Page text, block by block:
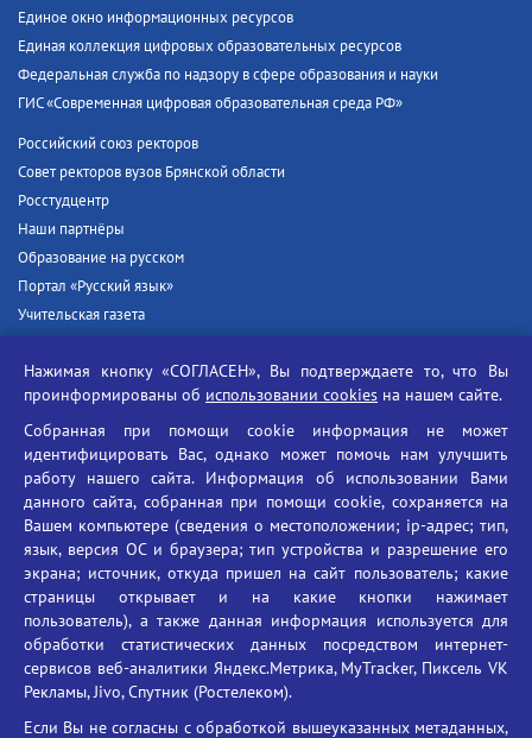
Единое окно информационных ресурсов
Единая коллекция цифровых образовательных ресурсов
Федеральная служба по надзору в сфере образования и науки
ГИС «Современная цифровая образовательная среда РФ»
Российский союз ректоров
Совет ректоров вузов Брянской области
Росстудцентр
Наши партнёры
Образование на русском
Портал «Русский язык»
Учительская газета
Единый портал государственных услуг
Противодействие угрозам информационной безопасности
Социальные ролики - Генеральная прокуратура РФ
Противодействие коррупции
БГУ против наркотиков
Брянский государственный университет
имени академика И.Г. Петровского
Время работы: пн-пт 09:00-18:00
E-mail: bryanskgu@mail.ru
Телефон: +7(4832)58-90-85
Нажимая кнопку «СОГЛАСЕН», Вы подтверждаете то, что Вы
проинформированы об использовании cookies на нашем сайте.
Собранная при помощи cookie информация не может
идентифицировать Вас, однако может помочь нам улучшить
работу нашего сайта. Информация об использовании Вами
данного сайта, собранная при помощи cookie, сохраняется на
Вашем компьютере (сведения о местоположении; ip-адрес; тип,
язык, версия ОС и браузера; тип устройства и разрешение его
экрана; источник, откуда пришел на сайт пользователь; какие
страницы открывает и на какие кнопки нажимает
пользователь), а также данная информация используется для
обработки статистических данных посредством интернет-
сервисов веб-аналитики Яндекс.Метрика, MyTracker, Пиксель VK
Рекламы, Jivo, Спутник (Ростелеком).
Если Вы не согласны с обработкой вышеуказанных метаданных,